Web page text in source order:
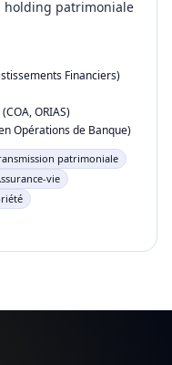
holding patrimoniale
Financiers)
ORIAS)
Opérations de Banque)
patrimoniale
vie